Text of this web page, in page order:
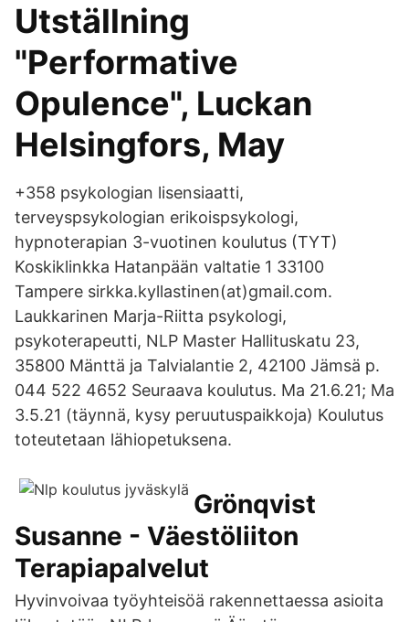
Utställning
"Performative
Opulence", Luckan
Helsingfors, May
+358 psykologian lisensiaatti,
terveyspsykologian erikoispsykologi,
hypnoterapian 3-vuotinen koulutus (TYT)
Koskiklinkka Hatanpään valtatie 1 33100
Tampere sirkka.kyllastinen(at)gmail.com.
Laukkarinen Marja-Riitta psykologi,
psykoterapeutti, NLP Master Hallituskatu 23,
35800 Mänttä ja Talvialantie 2, 42100 Jämsä p.
044 522 4652 Seuraava koulutus. Ma 21.6.21; Ma
3.5.21 (täynnä, kysy peruutuspaikkoja) Koulutus
toteutetaan lähiopetuksena.
Grönqvist
Susanne - Väestöliiton
Terapiapalvelut
Hyvinvoivaa työyhteisöä rakennettaessa asioita